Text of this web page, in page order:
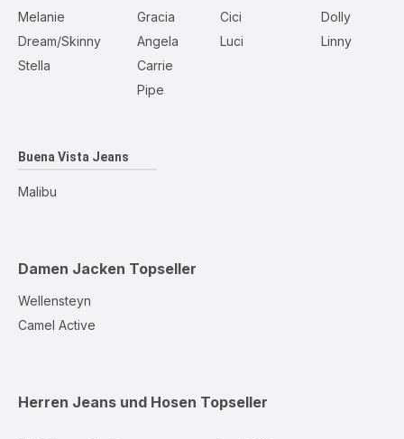
Melanie
Dream/Skinny
Stella
Gracia
Angela
Carrie
Pipe
Cici
Luci
Dolly
Linny
Buena Vista Jeans
Malibu
Damen Jacken Topseller
Wellensteyn
Camel Active
Herren Jeans und Hosen Topseller